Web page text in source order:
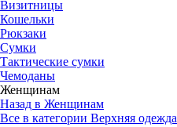
Визитницы
Кошельки
Рюкзаки
Сумки
Тактические сумки
Чемоданы
Женщинам
Назад в Женщинам
Все в категории Верхняя одежда